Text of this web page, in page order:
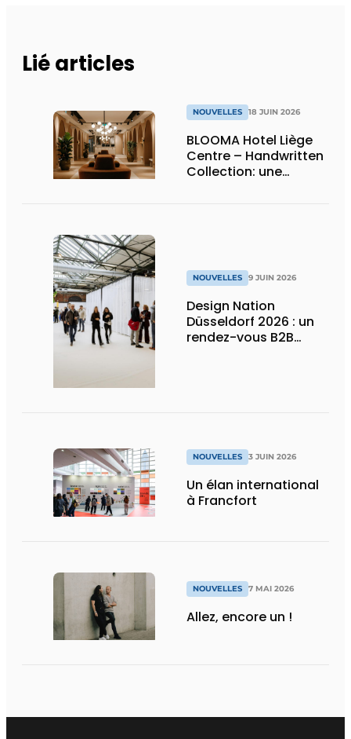
Lié articles
NOUVELLES 18 JUIN 2026
BLOOMA Hotel Liège
Centre – Handwritten
Collection: une
NOUVELLES 9 JUIN 2026
Design Nation
Düsseldorf 2026 : un
rendez-vous B2B
NOUVELLES 3 JUIN 2026
Un élan international
à Francfort
NOUVELLES 7 MAI 2026
Allez, encore un !